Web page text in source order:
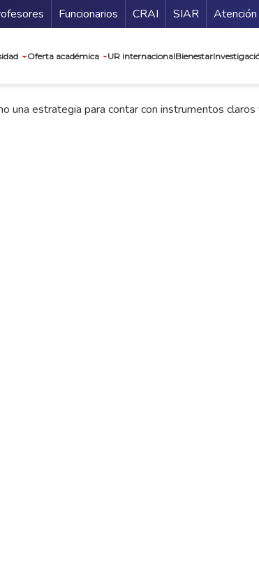
Funcionarios Guía de
CRAI SIAR Atención
Oferta académica UR internacionalBienestar
una estrategia para contar con instrumentos